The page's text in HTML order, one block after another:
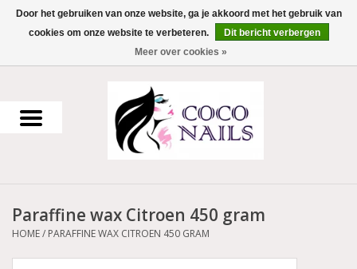
0 Artikelen - €0,00
Uv Gel
Acrylpoeder
Voorbereiding en finish
Paraffine wax Citroen 450 gram
HOME/ PARAFFINE WAX CITROEN 450 GRAM
Door het gebruiken van onze website, ga je akkoord met het gebruik van
cookies om onze website te verbeteren.
Dit bericht verbergen
Meer over cookies »